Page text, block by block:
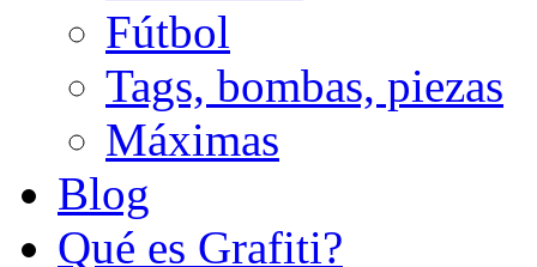
Fútbol
Tags, bombas, piezas
Máximas
Blog
Qué es Grafiti?